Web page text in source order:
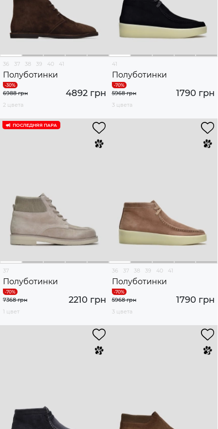
36 37 38 39 40 41
Полуботинки
4892 грн
6988 грн
2 цвета
41
Полуботинки
1790 грн
5968 грн
3 цвета
ПОСЛЕДНЯЯ ПАРА
37
Полуботинки
2210 грн
7368 грн
1 цвет
36 37 38 39 40 41
Полуботинки
1790 грн
5968 грн
3 цвета